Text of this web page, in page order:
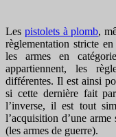
Les pistolets à plomb,
règlementation stricte
les armes en
appartiennent, les
différentes. Il est ainsi
si cette dernière fait
l’inverse, il est tout
l’acquisition d’une
(les armes de guerre).